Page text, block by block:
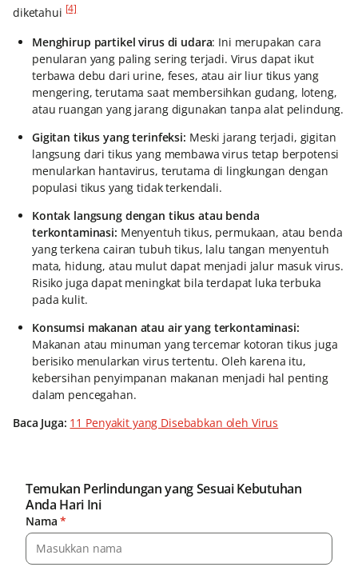
diketahui [4]
Menghirup partikel virus di udara: Ini merupakan cara
penularan yang paling sering terjadi. Virus dapat ikut
terbawa debu dari urine, feses, atau air liur tikus yang
mengering, terutama saat membersihkan gudang, loteng,
atau ruangan yang jarang digunakan tanpa alat pelindung.
Gigitan tikus yang terinfeksi: Meski jarang terjadi, gigitan
langsung dari tikus yang membawa virus tetap berpotensi
menularkan hantavirus, terutama di lingkungan dengan
populasi tikus yang tidak terkendali.
Kontak langsung dengan tikus atau benda
terkontaminasi: Menyentuh tikus, permukaan, atau benda
yang terkena cairan tubuh tikus, lalu tangan menyentuh
mata, hidung, atau mulut dapat menjadi jalur masuk virus.
Risiko juga dapat meningkat bila terdapat luka terbuka
pada kulit.
Konsumsi makanan atau air yang terkontaminasi:
Makanan atau minuman yang tercemar kotoran tikus juga
berisiko menularkan virus tertentu. Oleh karena itu,
kebersihan penyimpanan makanan menjadi hal penting
dalam pencegahan.
Baca Juga: 11 Penyakit yang Disebabkan oleh Virus
Temukan Perlindungan yang Sesuai Kebutuhan
Anda Hari Ini
Nama *